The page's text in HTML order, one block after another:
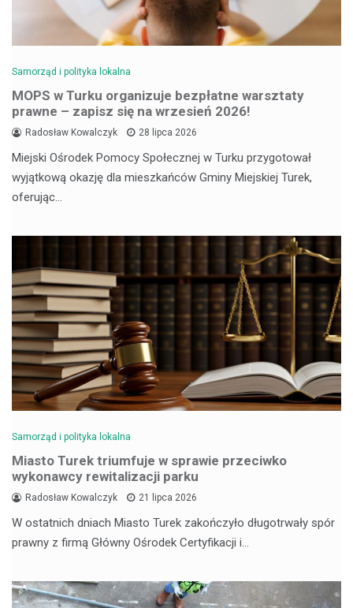
Samorząd i polityka lokalna
MOPS w Turku organizuje bezpłatne warsztaty
prawne – zapisz się na wrzesień 2026!
Radosław Kowalczyk 28 lipca 2026
Miejski Ośrodek Pomocy Społecznej w Turku przygotował
wyjątkową okazję dla mieszkańców Gminy Miejskiej Turek,
oferując…
Samorząd i polityka lokalna
Miasto Turek triumfuje w sprawie przeciwko
wykonawcy rewitalizacji parku
Radosław Kowalczyk 21 lipca 2026
W ostatnich dniach Miasto Turek zakończyło długotrwały spór
prawny z firmą Główny Ośrodek Certyfikacji i…